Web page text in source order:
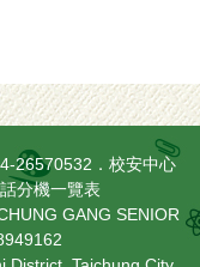
26570532．校安中心
分機一覽表
GANG SENIOR